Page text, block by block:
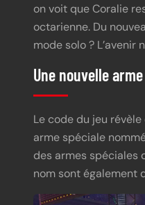
on voit que Coralie
octarienne. Du
mode solo ? L’avenir
Une nouvelle
Le code du jeu
arme spéciale
des armes spéciales
nom sont également